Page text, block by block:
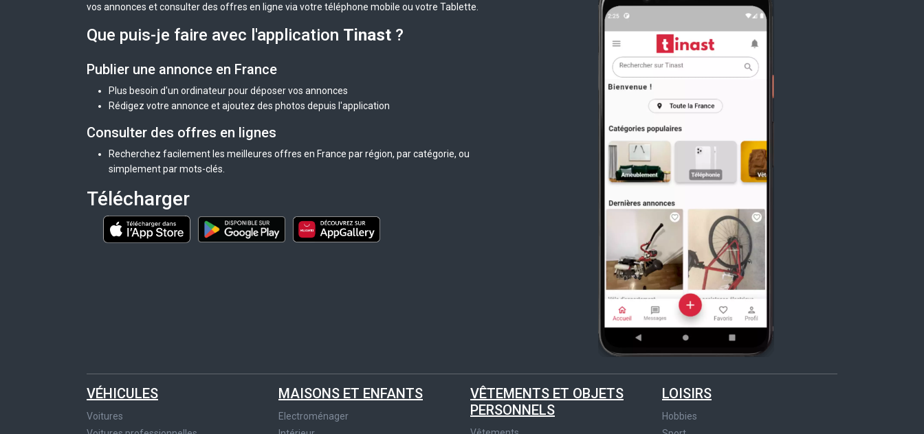
vos annonces et consulter des offres en ligne via votre téléphone mobile ou votre Tablette.
Que puis-je faire avec l'application Tinast ?
Publier une annonce en France
Plus besoin d'un ordinateur pour déposer vos annonces
Rédigez votre annonce et ajoutez des photos depuis l'application
Consulter des offres en lignes
Recherchez facilement les meilleures offres en France par région, par catégorie, ou
simplement par mots-clés.
Télécharger
VÉHICULES
Voitures
MAISONS ET ENFANTS
Electroménager
VÊTEMENTS ET OBJETS
PERSONNELS
LOISIRS
Hobbies